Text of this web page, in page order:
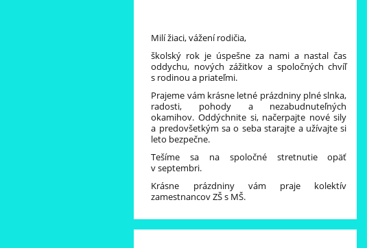
Milí žiaci, vážení rodičia,
školský rok je úspešne za nami a nastal čas
oddychu, nových zážitkov a spoločných chvíľ
s rodinou a priateľmi.
Prajeme vám krásne letné prázdniny plné slnka,
radosti, pohody a nezabudnuteľných
okamihov. Oddýchnite si, načerpajte nové sily
a predovšetkým sa o seba starajte a užívajte si
leto bezpečne.
Tešíme sa na spoločné stretnutie opäť
v septembri.
Krásne prázdniny vám praje kolektív
zamestnancov ZŠ s MŠ.